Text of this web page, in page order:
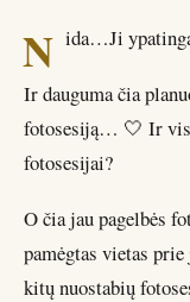
N ida…Ji
Ir dauguma čia
fotosesiją… 🤍 Ir
fotosesijai?
O čia jau pagelbės
pamėgtas vietas
kitų nuostabių